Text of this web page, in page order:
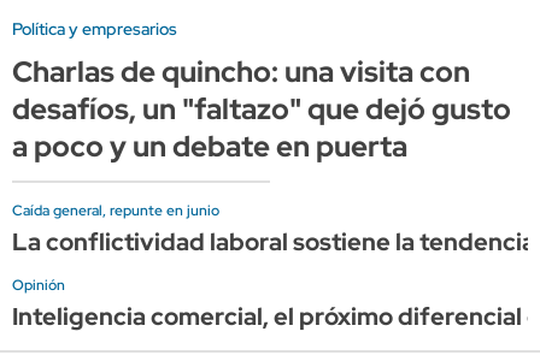
Política y empresarios
Charlas de quincho: una visita con
desafíos, un "faltazo" que dejó gusto
a poco y un debate en puerta
Caída general, repunte en junio
La conflictividad laboral sostiene la
Opinión
Inteligencia comercial, el próximo diferencial